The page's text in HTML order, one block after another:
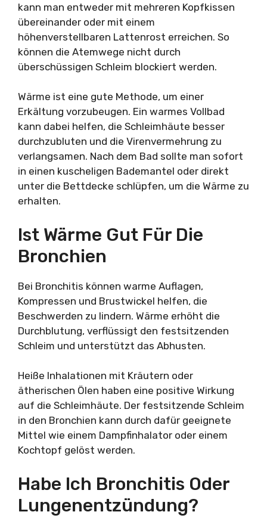
kann man entweder mit mehreren Kopfkissen
übereinander oder mit einem
höhenverstellbaren Lattenrost erreichen. So
können die Atemwege nicht durch
überschüssigen Schleim blockiert werden.
Wärme ist eine gute Methode, um einer
Erkältung vorzubeugen. Ein warmes Vollbad
kann dabei helfen, die Schleimhäute besser
durchzubluten und die Virenvermehrung zu
verlangsamen. Nach dem Bad sollte man sofort
in einen kuscheligen Bademantel oder direkt
unter die Bettdecke schlüpfen, um die Wärme zu
erhalten.
Ist Wärme Gut Für Die
Bronchien
Bei Bronchitis können warme Auflagen,
Kompressen und Brustwickel helfen, die
Beschwerden zu lindern. Wärme erhöht die
Durchblutung, verflüssigt den festsitzenden
Schleim und unterstützt das Abhusten.
Heiße Inhalationen mit Kräutern oder
ätherischen Ölen haben eine positive Wirkung
auf die Schleimhäute. Der festsitzende Schleim
in den Bronchien kann durch dafür geeignete
Mittel wie einem Dampfinhalator oder einem
Kochtopf gelöst werden.
Habe Ich Bronchitis Oder
Lungenentzündung?